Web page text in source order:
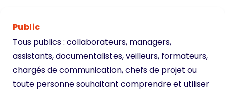
Public
Tous publics : collaborateurs, managers,
assistants, documentalistes, veilleurs, formateurs,
chargés de communication, chefs de projet ou
toute personne souhaitant comprendre et utiliser